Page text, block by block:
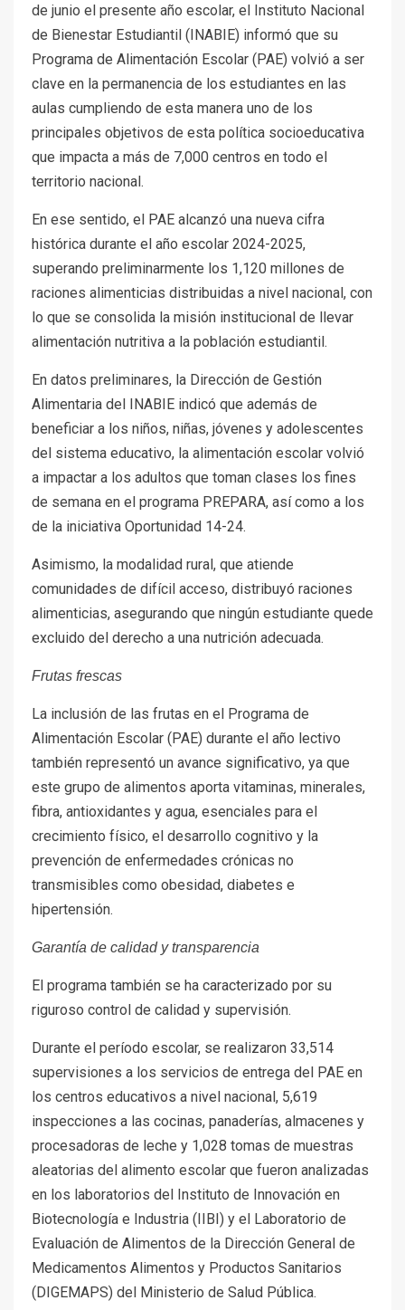
de junio el presente año escolar, el Instituto Nacional
de Bienestar Estudiantil (INABIE) informó que su
Programa de Alimentación Escolar (PAE) volvió a ser
clave en la permanencia de los estudiantes en las
aulas cumpliendo de esta manera uno de los
principales objetivos de esta política socioeducativa
que impacta a más de 7,000 centros en todo el
territorio nacional.
En ese sentido, el PAE alcanzó una nueva cifra
histórica durante el año escolar 2024-2025,
superando preliminarmente los 1,120 millones de
raciones alimenticias distribuidas a nivel nacional, con
lo que se consolida la misión institucional de llevar
alimentación nutritiva a la población estudiantil.
En datos preliminares, la Dirección de Gestión
Alimentaria del INABIE indicó que además de
beneficiar a los niños, niñas, jóvenes y adolescentes
del sistema educativo, la alimentación escolar volvió
a impactar a los adultos que toman clases los fines
de semana en el programa PREPARA, así como a los
de la iniciativa Oportunidad 14-24.
Asimismo, la modalidad rural, que atiende
comunidades de difícil acceso, distribuyó raciones
alimenticias, asegurando que ningún estudiante quede
excluido del derecho a una nutrición adecuada.
Frutas frescas
La inclusión de las frutas en el Programa de
Alimentación Escolar (PAE) durante el año lectivo
también representó un avance significativo, ya que
este grupo de alimentos aporta vitaminas, minerales,
fibra, antioxidantes y agua, esenciales para el
crecimiento físico, el desarrollo cognitivo y la
prevención de enfermedades crónicas no
transmisibles como obesidad, diabetes e
hipertensión.
Garantía de calidad y transparencia
El programa también se ha caracterizado por su
riguroso control de calidad y supervisión.
Durante el período escolar, se realizaron 33,514
supervisiones a los servicios de entrega del PAE en
los centros educativos a nivel nacional, 5,619
inspecciones a las cocinas, panaderías, almacenes y
procesadoras de leche y 1,028 tomas de muestras
aleatorias del alimento escolar que fueron analizadas
en los laboratorios del Instituto de Innovación en
Biotecnología e Industria (IIBI) y el Laboratorio de
Evaluación de Alimentos de la Dirección General de
Medicamentos Alimentos y Productos Sanitarios
(DIGEMAPS) del Ministerio de Salud Pública.